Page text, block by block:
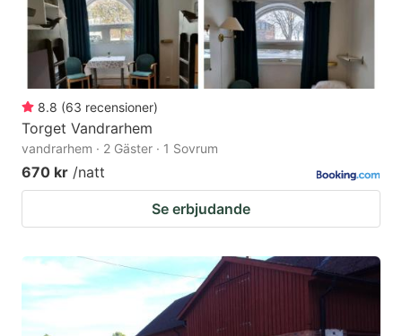
8.8 (63 recensioner)
Torget Vandrarhem
vandrarhem · 2 Gäster · 1 Sovrum
670 kr /natt
Se erbjudande